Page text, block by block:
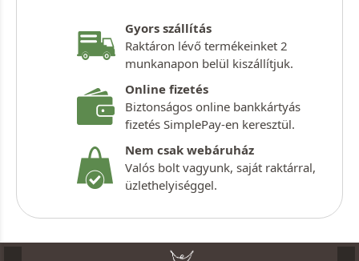
Gyors szállítás
Raktáron lévő termékeinket 2
munkanapon belül kiszállítjuk.
Online fizetés
Biztonságos online bankkártyás
fizetés SimplePay-en keresztül.
Nem csak webáruház
Valós bolt vagyunk, saját raktárral,
üzlethelyiséggel.